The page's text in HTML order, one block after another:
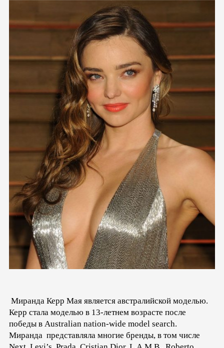
Миранда Керр Мая является австралийской моделью.
Керр стала моделью в 13-летнем возрасте после
победы в Australian nation-wide model search.
Миранда представляла многие бренды, в том числе